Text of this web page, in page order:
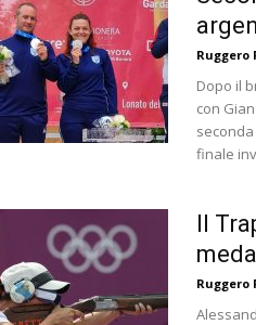
Dopo il
con
finale
Il